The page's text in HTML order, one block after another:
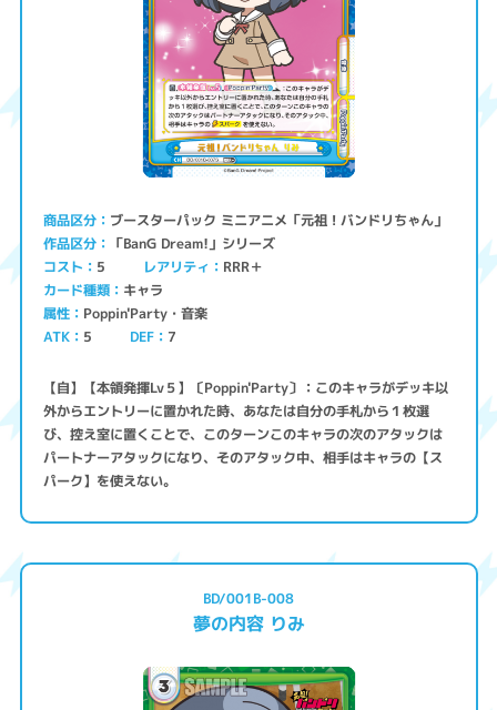
商品区分 ブースターパック ミニアニメ「元祖！バンドリちゃん」
作品区分 「BanG Dream!」シリーズ
コスト 5 レアリティ RRR＋
カード種類 キャラ
属性 Poppin'Party・音楽
ATK 5 DEF 7
【自】【本領発揮Lv５】〔Poppin'Party〕：このキャラがデッキ以
外からエントリーに置かれた時、あなたは自分の手札から１枚選
び、控え室に置くことで、このターンこのキャラの次のアタックは
パートナーアタックになり、そのアタック中、相手はキャラの【ス
パーク】を使えない。
BD/001B-008
夢の内容 りみ